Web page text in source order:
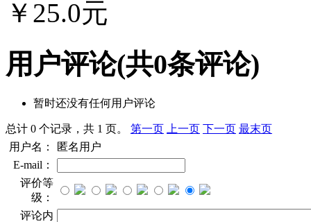
￥25.0元
用户评论(共0条评论)
暂时还没有任何用户评论
总计 0 个记录，共 1 页。 第一页 上一页 下一页 最末页
用户名：
匿名用户
E-mail：
评价等
级：
评论内